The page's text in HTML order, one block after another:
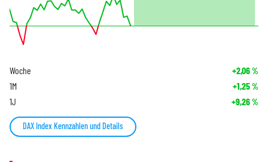
Woche +2,06%
1M +1,25%
1J +9,26%
DAX Index Kennzahlen und Details